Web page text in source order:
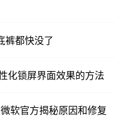
裤都快没了
化锁屏界面效果的方法
软官方揭秘原因和修复